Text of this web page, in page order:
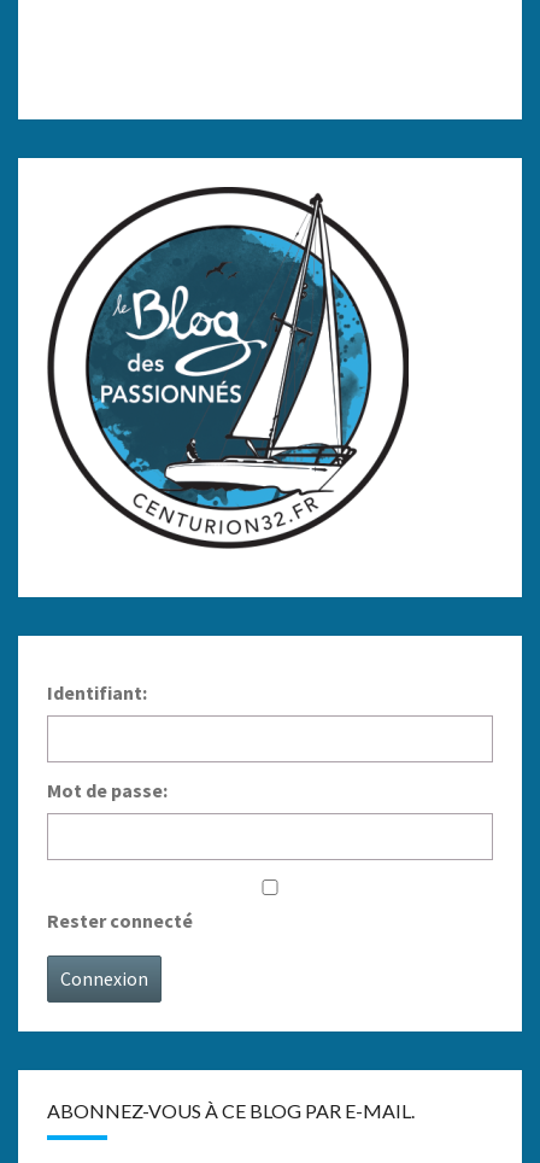
Identifiant:
Mot de passe:
Rester connecté
Connexion
ABONNEZ-VOUS À CE BLOG PAR E-MAIL.